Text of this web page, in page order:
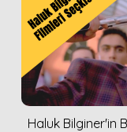
Haluk Bilginer'in